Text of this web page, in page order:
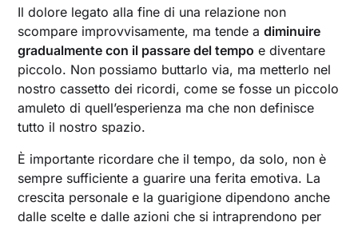
Il dolore legato alla fine di una relazione non
scompare improvvisamente, ma tende adiminuire
gradualmente con il passare del tempo e diventare
piccolo. Non possiamo buttarlo via, ma metterlo nel
nostro cassetto dei ricordi, come se fosse un piccolo
amuleto di quell’esperienza ma che non definisce
tutto il nostro spazio.
È importante ricordare che il tempo, da solo, non è
sempre sufficiente a guarire una ferita emotiva. La
crescita personale e la guarigione dipendono anche
dalle scelte e dalle azioni che si intraprendono per